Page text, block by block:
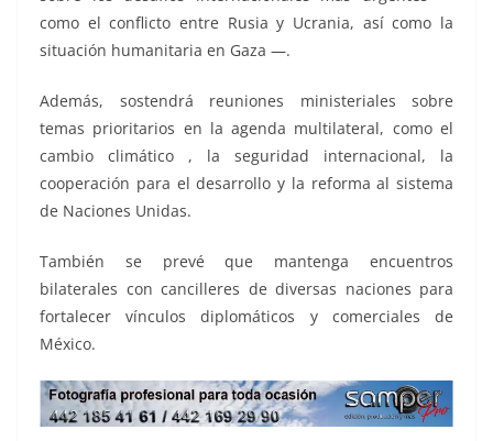
como el conflicto entre Rusia y Ucrania, así como la
situación humanitaria en Gaza —.
Además, sostendrá reuniones ministeriales sobre
temas prioritarios en la agenda multilateral, como el
cambio climático , la seguridad internacional, la
cooperación para el desarrollo y la reforma al sistema
de Naciones Unidas.
También se prevé que mantenga encuentros
bilaterales con cancilleres de diversas naciones para
fortalecer vínculos diplomáticos y comerciales de
México.